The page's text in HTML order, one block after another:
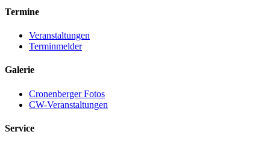
Termine
Veranstaltungen
Terminmelder
Galerie
Cronenberger Fotos
CW-Veranstaltungen
Service